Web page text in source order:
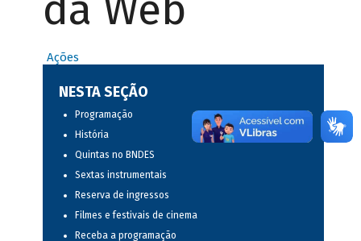
Ações
NESTA SEÇÃO
Programação
História
Quintas no BNDES
Sextas instrumentais
Reserva de ingressos
Filmes e festivais de cinema
Receba a programação